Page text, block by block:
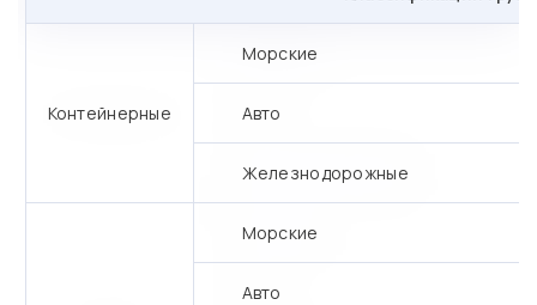
Контейнерные
Морские
Авто
Железнодорожные
Морские
Авто